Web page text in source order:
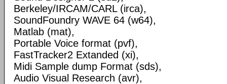
Berkeley/IRCAM/CARL (irca),
SoundFoundry WAVE 64 (w64),
Matlab (mat),
Portable Voice format (pvf),
FastTracker2 Extanded (xi),
Midi Sample dump Format (sds),
Audio Visual Research (avr),